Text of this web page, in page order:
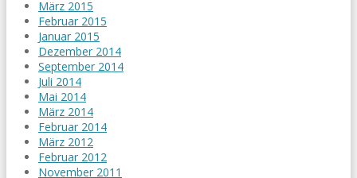
März 2015
Februar 2015
Januar 2015
Dezember 2014
September 2014
Juli 2014
Mai 2014
März 2014
Februar 2014
März 2012
Februar 2012
November 2011